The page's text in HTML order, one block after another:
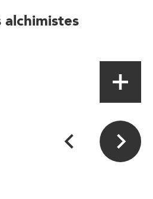
alchimistes